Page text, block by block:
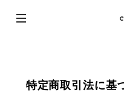
特定商取引法に基